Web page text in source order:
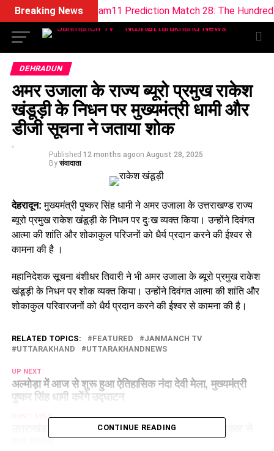
Breaking News
vs BPH Dream11 Prediction Match 28: The Hundred 2026
DEHRADUN
अमर उजाला के राज्य ब्यूरो प्रमुख राकेश
खंडूड़ी के निधन पर मुख्यमंत्री धामी और
डीजी सूचना ने जताया शोक
Published 12 months agoon August 28, 2025
By संवादाता
देहरादून: मुख्यमंत्री पुष्कर सिंह धामी ने अमर उजाला के उत्तराखण्ड राज्य
ब्यूरो प्रमुख राकेश खंडूड़ी के निधन पर दुःख व्यक्त किया। उन्होंने दिवंगत
आत्मा की शांति और शोकाकुल परिजनों को धैर्य प्रदान करने की ईश्वर से
कामना की है ।
महानिदेशक सूचना बंशीधर तिवारी ने भी अमर उजाला के ब्यूरो प्रमुख राकेश
खंडूड़ी के निधन पर शोक व्यक्त किया। उन्होंने दिवंगत आत्मा की शांति और
शोकाकुल परिवारजनों को धैर्य प्रदान करने की ईश्वर से कामना की है।
RELATED TOPICS: FEATURED
JANMANCH TV
UTTARAKHAND
UTTARAKHANDNEWS
UP NEXT
अल्मोड़ा में आज से शुरू हुआ ऐतिहासिक नंदा देवी मेला, मुख्यमंत्री
पुष्कर सिंह धामी करेंगे उद्घाटन
DON'T MISS
उत्तराखंड सड़क हादसा: स्कूल बस पलटी, बच्चों की चीख-पुकार से
मचा हड़कंप
CONTINUE READING